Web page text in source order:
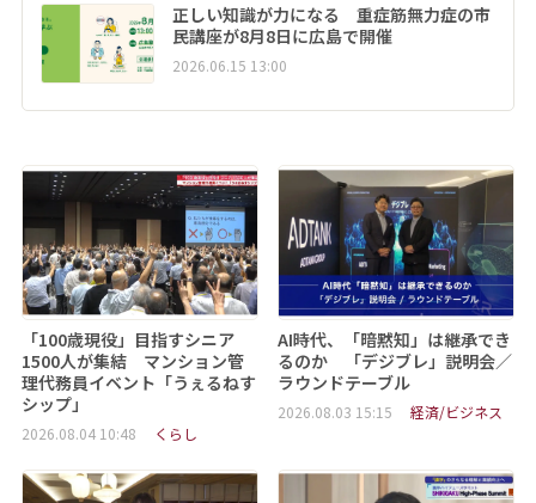
正しい知識が力になる 重症筋無力症の市
民講座が8月8日に広島で開催
2026.06.15 13:00
「100歳現役」目指すシニア
1500人が集結 マンション管
理代務員イベント「うぇるねす
シップ」
2026.08.04 10:48 くらし
AI時代、「暗黙知」は継承でき
るのか 「デジブレ」説明会／
ラウンドテーブル
2026.08.03 15:15 経済/ビジネス